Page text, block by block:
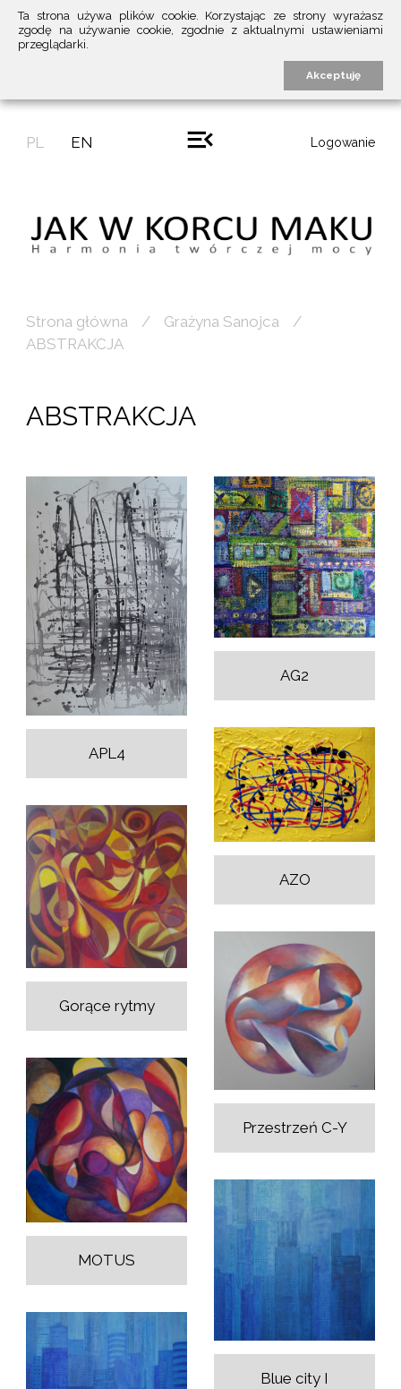
Ta strona używa plików cookie. Korzystając ze strony wyrażasz
zgodę na używanie cookie, zgodnie z aktualnymi ustawieniami
przeglądarki.
Akceptuję
PL EN Logowanie
Strona główna
Grażyna Sanojca
ABSTRAKCJA
ABSTRAKCJA
APL4
AG2
AZO
Gorące rytmy
Przestrzeń C-Y
MOTUS
Blue city I